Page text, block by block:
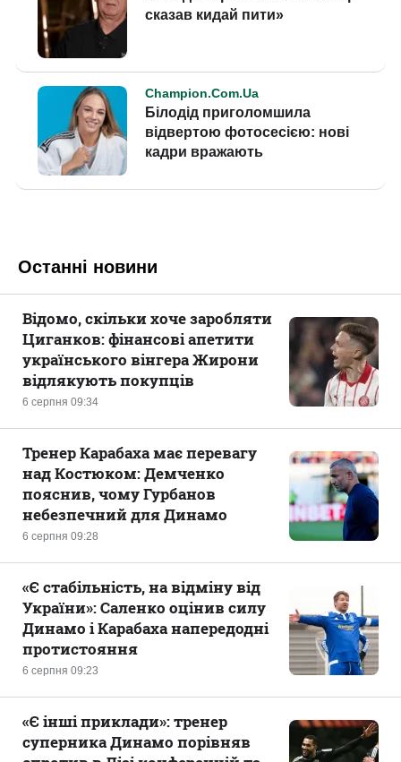
Останні новини
6 серпня 09:34
Відомо, скільки хоче заробляти
Циганков: фінансові апетити
українського вінгера Жирони
відлякують покупців
6 серпня 09:28
Тренер Карабаха має перевагу
над Костюком: Демченко
пояснив, чому Гурбанов
небезпечний для Динамо
6 серпня 09:23
«Є стабільність, на відміну від
України»: Саленко оцінив силу
Динамо і Карабаха напередодні
протистояння
«Є інші приклади»: тренер
суперника Динамо порівняв